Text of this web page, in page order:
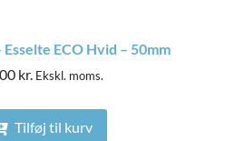
ECO Hvid – 50mm
kr. Ekskl. moms.
Tilføj til kurv